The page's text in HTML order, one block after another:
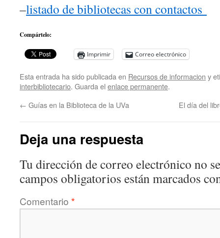
–listado de bibliotecas con contactos
Compártelo:
Imprimir Correo electrónico
Esta entrada ha sido publicada en Recursos de informacion y
interbibliotecario. Guarda el enlace permanente.
← Guías en la Biblioteca de la UVa El día del
Deja una respuesta
Tu dirección de correo electrónico no
campos obligatorios están marcados
Comentario *